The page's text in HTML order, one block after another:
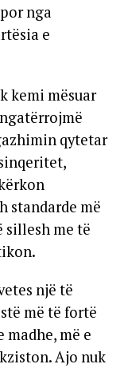
nga
e
kemi mësuar
qytetar
standarde më
sillesh me të
një të
më të fortë
madhe, më e
Ajo nuk